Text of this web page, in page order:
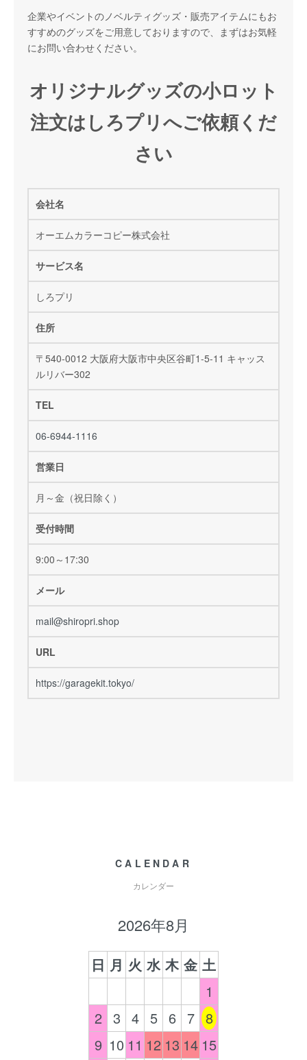
企業やイベントのノベルティグッズ・販売アイテムにもお
すすめのグッズをご用意しておりますので、まずはお気軽
にお問い合わせください。
オリジナルグッズの小ロット
注文はしろプリへご依頼くだ
さい
会社名
オーエムカラーコピー株式会社
サービス名
しろプリ
住所
〒540-0012 大阪府大阪市中央区谷町1-5-11 キャッス
ルリバー302
TEL
06-6944-1116
営業日
月～金（祝日除く）
受付時間
9:00～17:30
メール
mail@shiropri.shop
URL
https://garagekit.tokyo/
CALENDAR
カレンダー
2026年8月
日 月 火 水 木 金 土
1
2 3 4 5 6 7 8
9 10 11 12 13 14 15